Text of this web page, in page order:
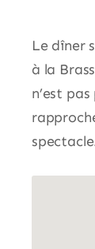
Le dîner
à la
n’est